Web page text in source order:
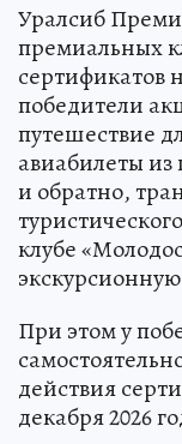
Уралсиб
премиальных
сертификатов
победители
путешествие
авиабилеты из
и обратно,
клубе
При этом у
действия
декабря 2026